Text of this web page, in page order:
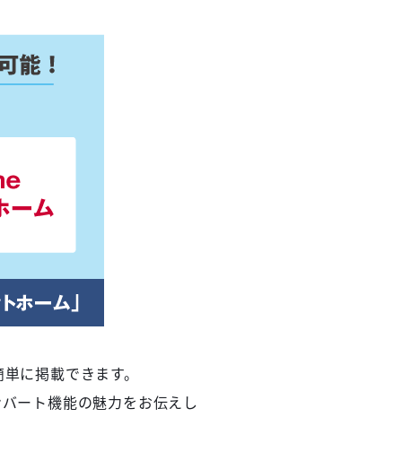
に掲載できます。
ート機能の魅力をお伝えし